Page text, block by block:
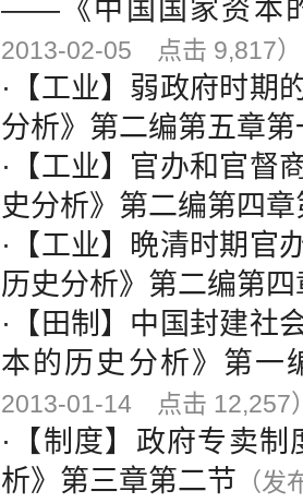
——《中国国家资本
2013-02-05 点击 9,817）
·【工业】 弱政府时期
分析》第二编第五章第
·【工业】 官办和官督
史分析》第二编第四
·【工业】 晩清时期官
历史分析》第二编第
·【 田制 】 中国封建社
本的历史分析》第一
2013-01-14 点击 12,257
·【 制度】 政府专卖
析》第三章第二节 （